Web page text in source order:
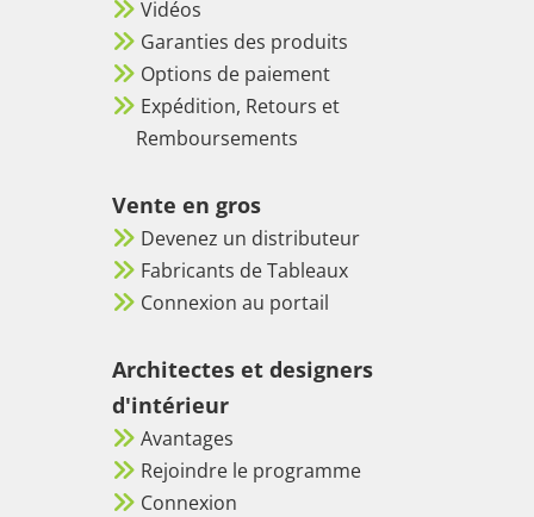
Vidéos
Garanties des produits
Options de paiement
Expédition, Retours et
Remboursements
Vente en gros
Devenez un distributeur
Fabricants de Tableaux
Connexion au portail
Architectes et designers
d'intérieur
Avantages
Rejoindre le programme
Connexion